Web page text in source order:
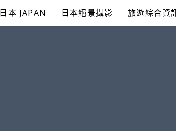
日本 JAPAN 日本絕景攝影 旅遊綜合資